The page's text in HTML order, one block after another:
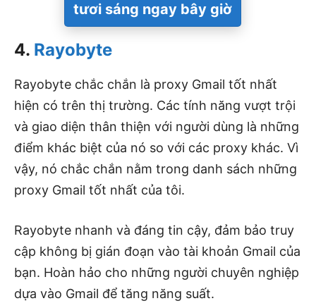
tươi sáng ngay bây giờ
4. Rayobyte
Rayobyte chắc chắn là proxy Gmail tốt nhất
hiện có trên thị trường. Các tính năng vượt trội
và giao diện thân thiện với người dùng là những
điểm khác biệt của nó so với các proxy khác. Vì
vậy, nó chắc chắn nằm trong danh sách những
proxy Gmail tốt nhất của tôi.
Rayobyte nhanh và đáng tin cậy, đảm bảo truy
cập không bị gián đoạn vào tài khoản Gmail của
bạn. Hoàn hảo cho những người chuyên nghiệp
dựa vào Gmail để tăng năng suất.